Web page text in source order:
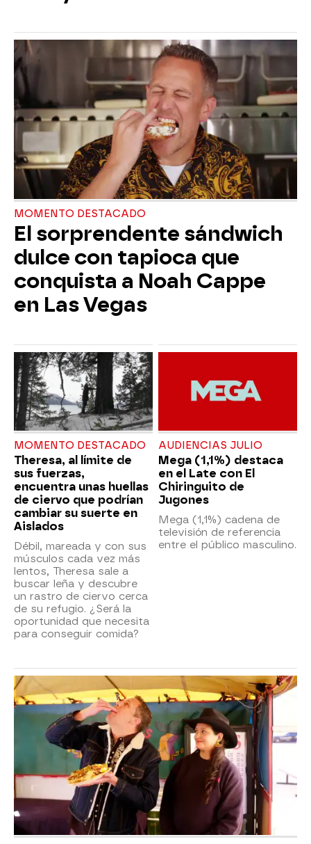
MOMENTO DESTACADO
El sorprendente sándwich
dulce con tapioca que
conquista a Noah Cappe
en Las Vegas
MOMENTO DESTACADO
Theresa, al límite de
sus fuerzas,
encuentra unas huellas
de ciervo que podrían
cambiar su suerte en
Aislados
Débil, mareada y con sus
músculos cada vez más
lentos, Theresa sale a
buscar leña y descubre
un rastro de ciervo cerca
de su refugio. ¿Será la
oportunidad que necesita
para conseguir comida?
AUDIENCIAS JULIO
Mega (1,1%) destaca
en el Late con El
Chiringuito de
Jugones
Mega (1,1%) cadena de
televisión de referencia
entre el público masculino.